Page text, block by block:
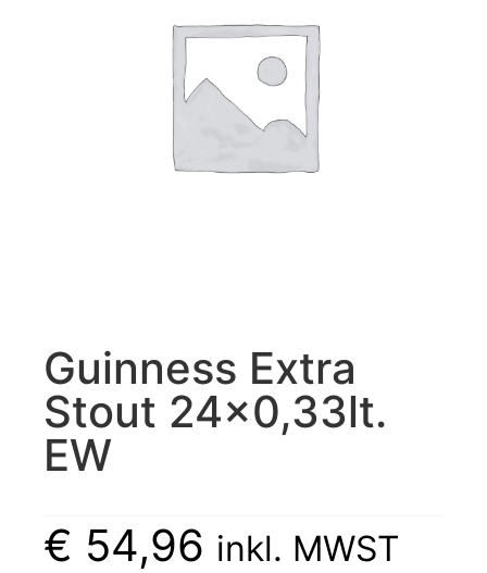
Guinness Extra
Stout 24×0,33lt.
EW
€ 54,96 inkl. MWST